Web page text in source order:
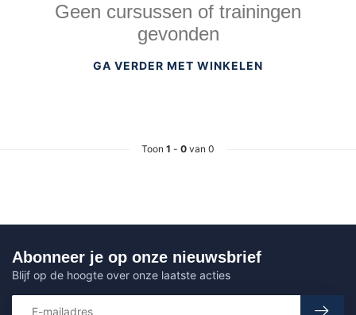
Geen cursussen of trainingen
gevonden
GA VERDER MET WINKELEN
Toon 1 - 0 van 0
Abonneer je op onze nieuwsbrief
Blijf op de hoogte over onze laatste acties